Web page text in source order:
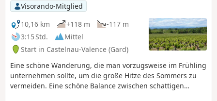
Visorando-Mitglied
10,16 km
+118 m
-117 m
3:15 Std.
Mittel
Start in Castelnau-Valence (Gard)
Eine schöne Wanderung, die man vorzugsweise im Frühling
unternehmen sollte, um die große Hitze des Sommers zu
vermeiden. Eine schöne Balance zwischen schattigen